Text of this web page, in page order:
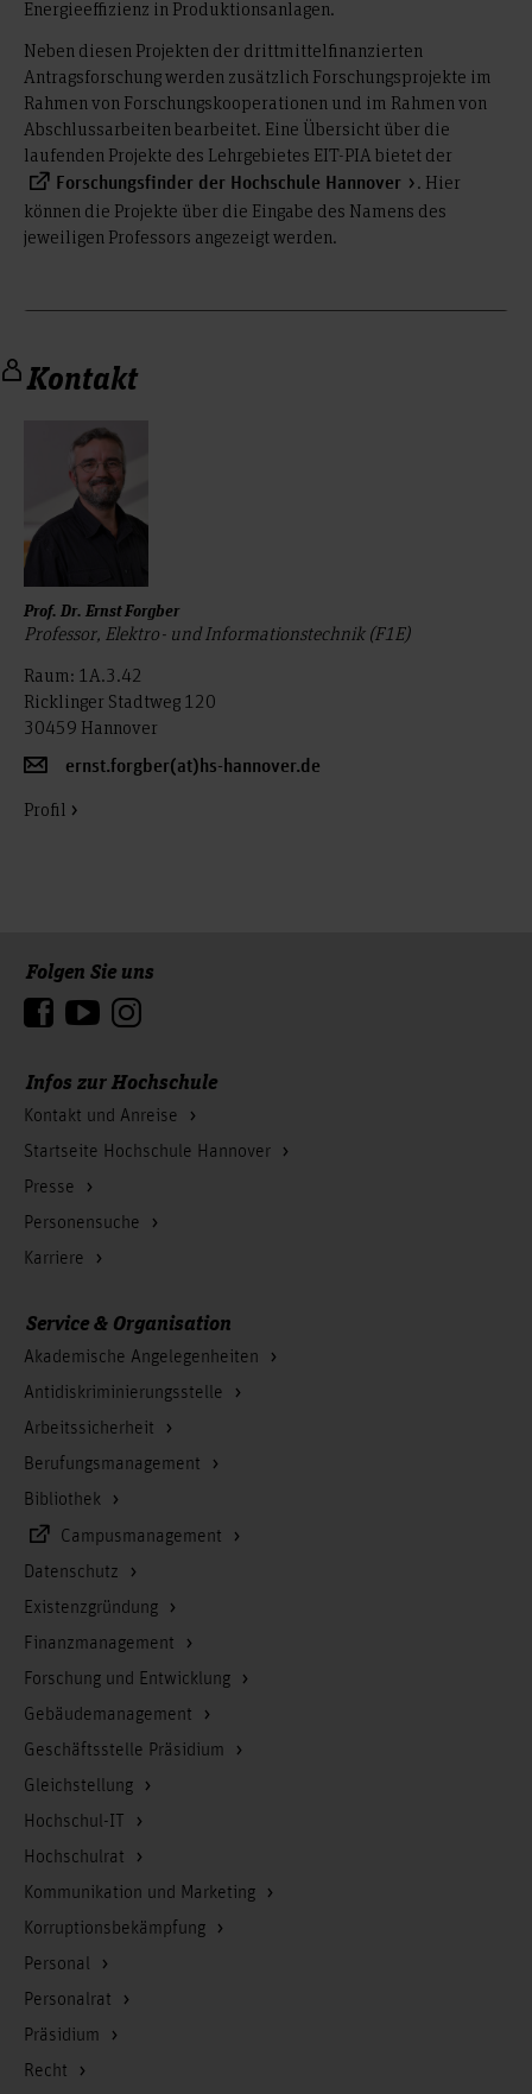
Energieeffizienz in Produktionsanlagen.
Neben diesen Projekten der drittmittelfinanzierten
Antragsforschung werden zusätzlich Forschungsprojekte im
Rahmen von Forschungskooperationen und im Rahmen von
Abschlussarbeiten bearbeitet. Eine Übersicht über die
laufenden Projekte des Lehrgebietes EIT-PIA bietet der
Forschungsfinder der Hochschule Hannover
. Hier
können die Projekte über die Eingabe des Namens des
jeweiligen Professors angezeigt werden.
Kontakt
Prof. Dr. Ernst Forgber
Professor, Elektro- und Informationstechnik (F1E)
Raum: 1A.3.42
Ricklinger Stadtweg 120
30459 Hannover
ernst.forgber(at)hs-hannover.de
Profil
Infos zur Hochschule
Kontakt und Anreise
Startseite Hochschule Hannover
Presse
Personensuche
Karriere
Folgen Sie uns
Service & Organisation
Akademische Angelegenheiten
Antidiskriminierungsstelle
Arbeitssicherheit
Berufungsmanagement
Bibliothek
Campusmanagement
Datenschutz
Existenzgründung
Finanzmanagement
Forschung und Entwicklung
Gebäudemanagement
Geschäftsstelle Präsidium
Gleichstellung
Hochschul-IT
Hochschulrat
Kommunikation und Marketing
Korruptionsbekämpfung
Personal
Personalrat
Präsidium
Recht